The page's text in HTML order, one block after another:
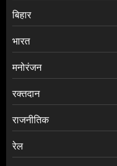
बिहार
भारत
मनोरंजन
रक्तदान
राजनीतिक
रेल